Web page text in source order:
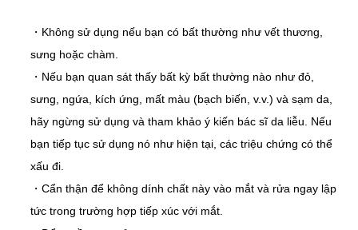
・Không sử dụng nếu bạn có bất thường như vết thương,
sưng hoặc chàm.
・Nếu bạn quan sát thấy bất kỳ bất thường nào như đỏ,
sưng, ngứa, kích ứng, mất màu (bạch biến, v.v.) và sạm da,
hãy ngừng sử dụng và tham khảo ý kiến bác sĩ da liễu. Nếu
bạn tiếp tục sử dụng nó như hiện tại, các triệu chứng có thể
xấu đi.
・Cẩn thận để không dính chất này vào mắt và rửa ngay lập
tức trong trường hợp tiếp xúc với mắt.